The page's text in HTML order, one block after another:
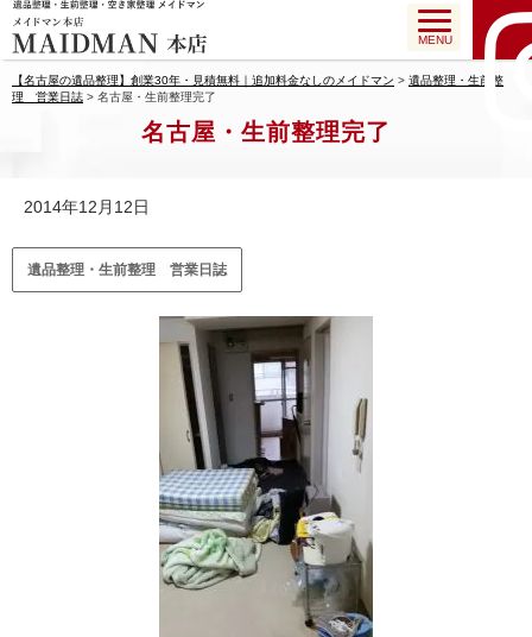
MENU
【名古屋の遺品整理】創業30年・見積無料｜追加料金なしのメイドマン > 遺品整理・生前整
理 営業日誌 > 名古屋・生前整理完了
名古屋・生前整理完了
2014年12月12日
遺品整理・生前整理 営業日誌